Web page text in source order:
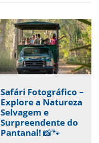
Safári Fotográfico –
Explore a Natureza
Selvagem e
Surpreendente do
Pantanal! 📸🐾